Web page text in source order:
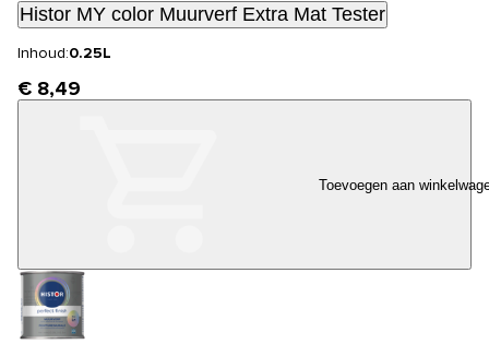
Histor MY color Muurverf Extra Mat Tester
Inhoud:0.25L
€ 8,49
Toevoegen aan